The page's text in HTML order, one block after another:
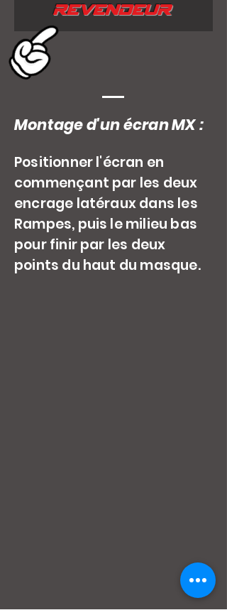
REVENDEUR
Montage d'un écran MX :
Positionner l'écran en
commençant par les deux
encrage latéraux dans les
Rampes, puis le milieu bas
pour finir par les deux
points du haut du masque.